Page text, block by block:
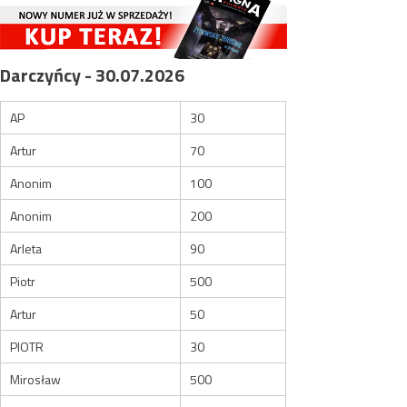
Darczyńcy - 30.07.2026
AP
30
Artur
70
Anonim
100
Anonim
200
Arleta
90
Piotr
500
Artur
50
PIOTR
30
Mirosław
500